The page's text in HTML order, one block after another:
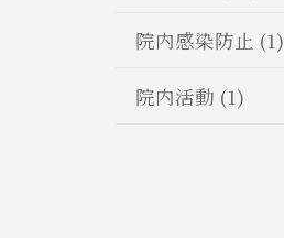
院内感染防止 (1)
院内活動 (1)